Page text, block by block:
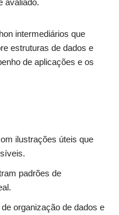
intermediários que
estruturas de dados e
de aplicações e os
ilustrações úteis que
padrões de
organização de dados e